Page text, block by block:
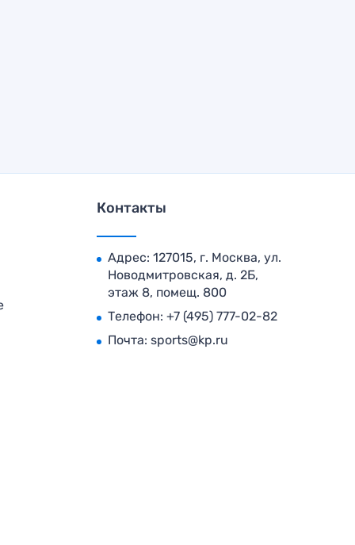
Контакты
Адрес: 127015, г. Москва, ул.
Новодмитровская, д. 2Б,
этаж 8, помещ. 800
Телефон: +7 (495) 777-02-82
Почта: sports@kp.ru